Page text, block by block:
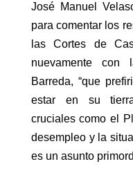
José Manuel
para comentar los
las Cortes de
nuevamente con
Barreda, “que
estar en su
cruciales como el
desempleo y la
es un asunto